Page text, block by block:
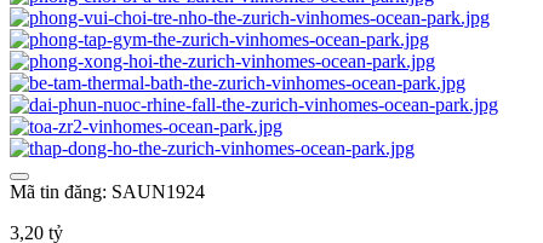
Mã tin đăng: SAUN1924
3,20 tỷ